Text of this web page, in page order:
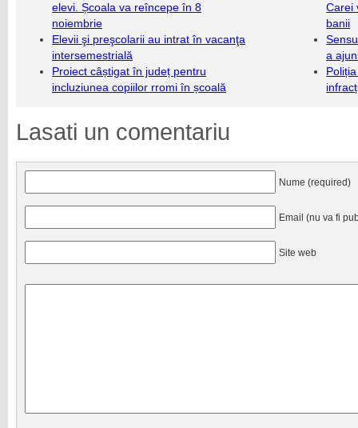
elevi. Școala va reîncepe în 8
noiembrie
Elevii şi preşcolarii au intrat în vacanţa
intersemestrială
Proiect câștigat în județ pentru
incluziunea copiilor rromi în școală
Carei
banii
a
Lasati un comentariu
Nume (required)
Email (nu va fi
Site web